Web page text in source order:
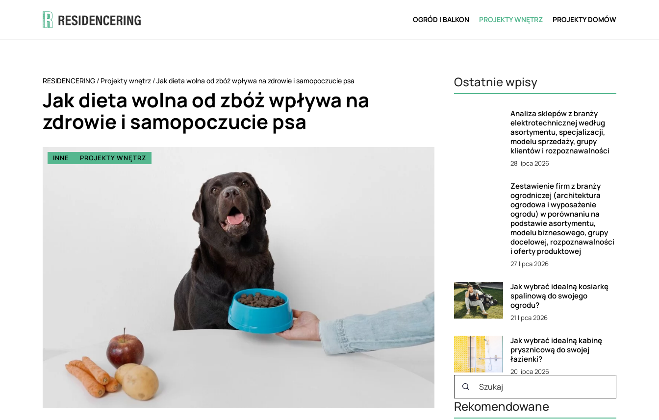
OGRÓD I BALKON PROJEKTY WNĘTRZ PROJEKTY DOMÓW
RESIDENCERING / Projekty wnętrz /Jak dieta wolna od zbóż wpływa na zdrowie i samopoczucie psa
Jak dieta wolna od zbóż wpływa na
zdrowie i samopoczucie psa
INNE PROJEKTY WNĘTRZ
Ostatnie wpisy
Analiza sklepów z branży
elektrotechnicznej według
asortymentu, specjalizacji,
modelu sprzedaży, grupy
klientów i rozpoznawalności
28 lipca 2026
Zestawienie firm z branży
ogrodniczej (architektura
ogrodowa i wyposażenie
ogrodu) w porównaniu na
podstawie asortymentu,
modelu biznesowego, grupy
docelowej, rozpoznawalności
i oferty produktowej
27 lipca 2026
Jak wybrać idealną kosiarkę
spalinową do swojego
ogrodu?
21 lipca 2026
Jak wybrać idealną kabinę
prysznicową do swojej
łazienki?
20 lipca 2026
Rekomendowane